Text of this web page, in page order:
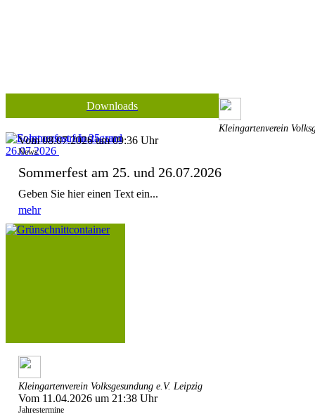
Downloads
Kleingartenverein
Vom 08.07.2026 um 09:36 Uhr
News
Sommerfest am 25. und 26.07.2026
Geben Sie hier einen Text ein...
mehr
Kleingartenverein Volksgesundung e.V. Leipzig
Vom 11.04.2026 um 21:38 Uhr
Jahrestermine